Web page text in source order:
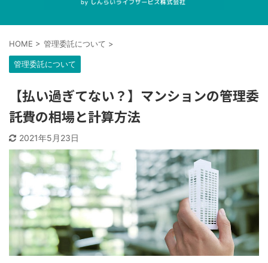
HOME > 管理委託について >
管理委託について
【払い過ぎてない？】マンションの管理委
託費の相場と計算方法
2021年5月23日